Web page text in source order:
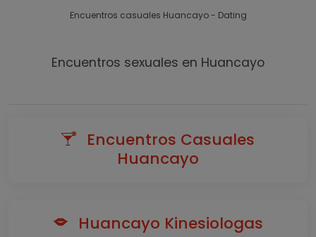
Encuentros casuales Huancayo - Dating
Encuentros sexuales en Huancayo
Encuentros Casuales
Huancayo
Huancayo Kinesiologas